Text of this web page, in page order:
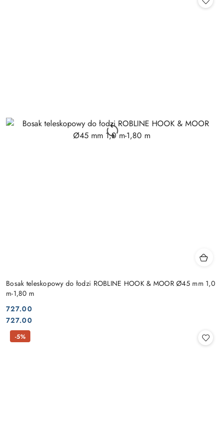
Bosak teleskopowy do łodzi ROBLINE HOOK & MOOR Ø45 mm 1,0
m-1,80 m
Cena:
727.00
Cena:
727.00
-5%